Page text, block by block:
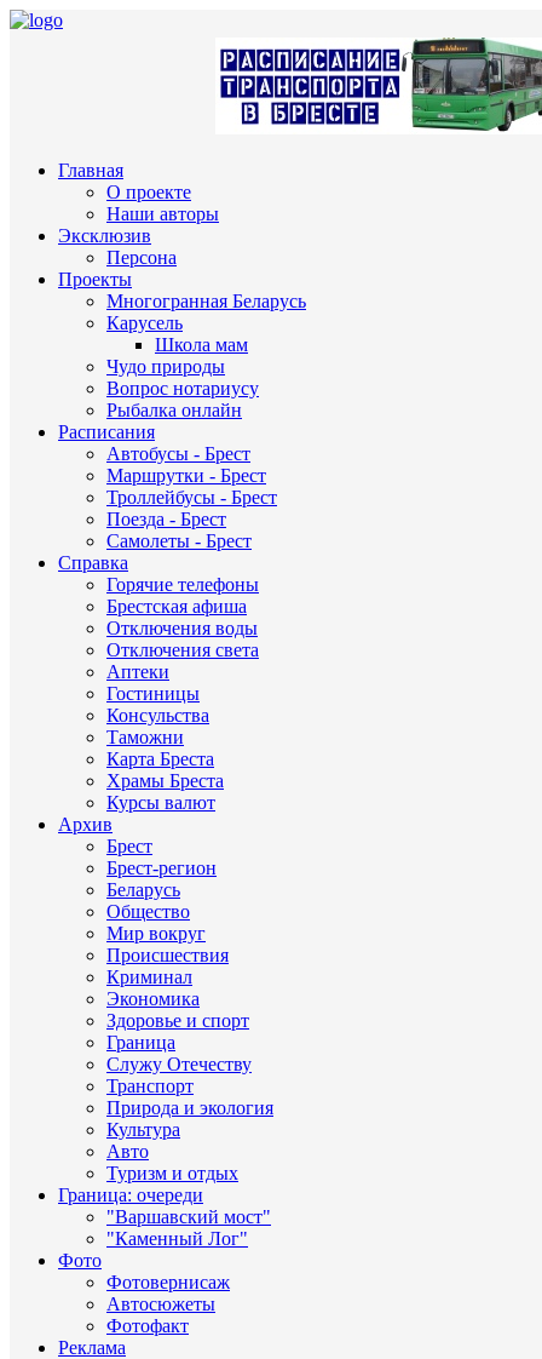
Главная
О проекте
Наши авторы
Эксклюзив
Персона
Проекты
Многогранная Беларусь
Карусель
Школа мам
Чудо природы
Вопрос нотариусу
Рыбалка онлайн
Расписания
Автобусы - Брест
Маршрутки - Брест
Троллейбусы - Брест
Поезда - Брест
Самолеты - Брест
Справка
Горячие телефоны
Брестская афиша
Отключения воды
Отключения света
Аптеки
Гостиницы
Консульства
Таможни
Карта Бреста
Храмы Бреста
Курсы валют
Архив
Брест
Брест-регион
Беларусь
Общество
Мир вокруг
Происшествия
Криминал
Экономика
Здоровье и спорт
Граница
Служу Отечеству
Транспорт
Природа и экология
Культура
Авто
Туризм и отдых
Граница: очереди
"Варшавский мост"
"Каменный Лог"
Фото
Фотовернисаж
Автосюжеты
Фотофакт
Реклама